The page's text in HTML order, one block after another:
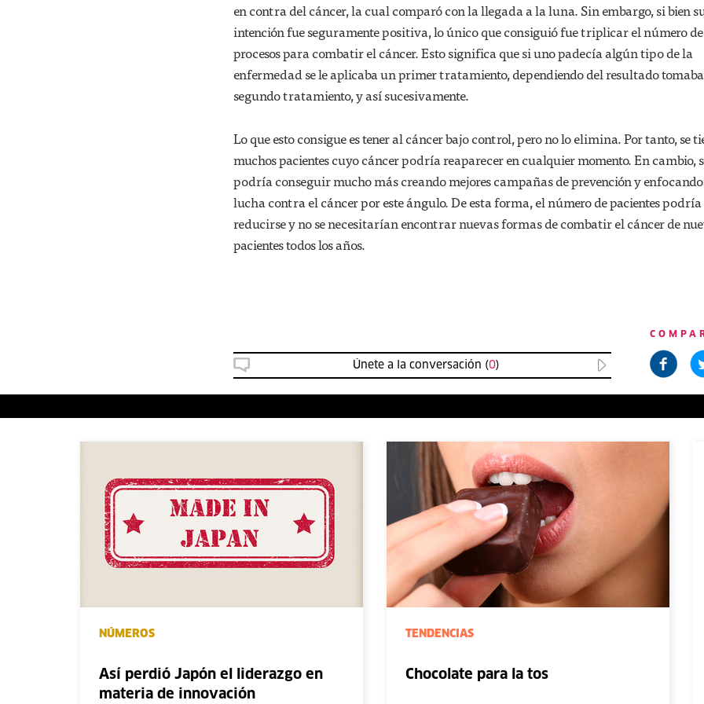
en contra del cáncer, la cual comparó con la llegada a la luna. Sin embargo, si bien
intención fue seguramente positiva, lo único que consiguió fue triplicar el número de
procesos para combatir el cáncer. Esto significa que si uno padecía algún tipo de la
enfermedad se le aplicaba un primer tratamiento, dependiendo del resultado
segundo tratamiento, y así sucesivamente.
Lo que esto consigue es tener al cáncer bajo control, pero no lo elimina. Por tanto, se
muchos pacientes cuyo cáncer podría reaparecer en cualquier momento. En cambio,
podría conseguir mucho más creando mejores campañas de prevención y
lucha contra el cáncer por este ángulo. De esta forma, el número de pacientes podría
reducirse y no se necesitarían encontrar nuevas formas de combatir el cáncer de
pacientes todos los años.
Únete a la conversación (0)
NÚMEROS
Así perdió Japón el liderazgo en
materia de innovación
TENDENCIAS
Chocolate para la tos